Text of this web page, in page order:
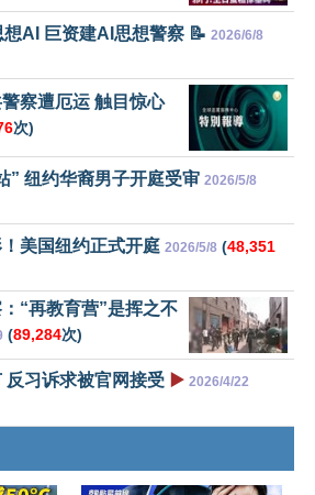
AI 巨资建AI思想警察 📝 2026/6/8
察遭厄运 触目惊心
次)
” 纽约华裔男子开庭受审 2026/5/8
美国纽约正式开庭 2026/5/8 (48,351
“再教育营”是挥之不
(89,284次)
反习诉求被官网接受 ▶️ 2026/4/22